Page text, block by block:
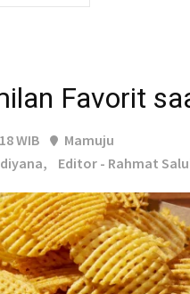
Favorit
WIB
Mamuju
Editor - Rahmat